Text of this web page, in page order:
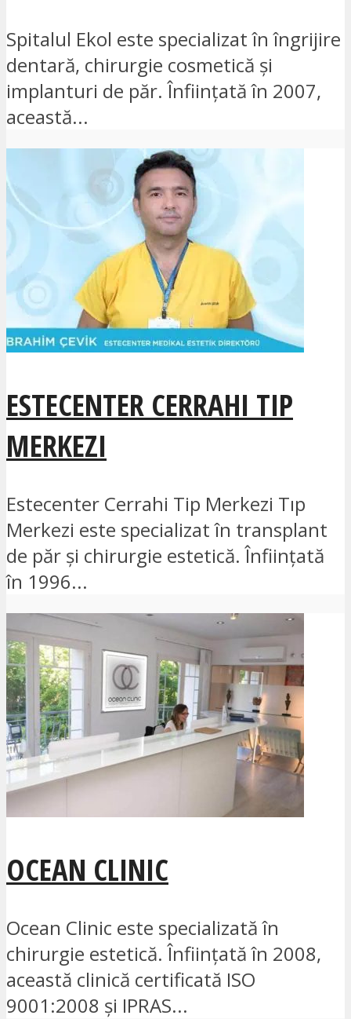
Spitalul Ekol este specializat în îngrijire
dentară, chirurgie cosmetică și
implanturi de păr. Înființată în 2007,
această...
ESTECENTER CERRAHI TIP
MERKEZI
Estecenter Cerrahi Tip Merkezi Tıp
Merkezi este specializat în transplant
de păr și chirurgie estetică. Înființată
în 1996...
OCEAN CLINIC
Ocean Clinic este specializată în
chirurgie estetică. Înființată în 2008,
această clinică certificată ISO
9001:2008 și IPRAS...